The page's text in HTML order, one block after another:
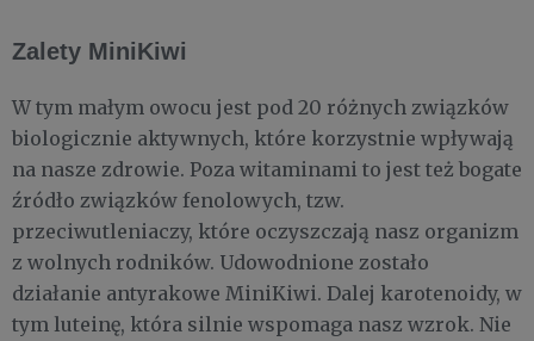
Zalety MiniKiwi
W tym małym owocu jest pod 20 różnych związków
biologicznie aktywnych, które korzystnie wpływają
na nasze zdrowie. Poza witaminami to jest też bogate
źródło związków fenolowych, tzw.
przeciwutleniaczy, które oczyszczają nasz organizm
z wolnych rodników. Udowodnione zostało
działanie antyrakowe MiniKiwi. Dalej karotenoidy, w
tym luteinę, która silnie wspomaga nasz wzrok. Nie